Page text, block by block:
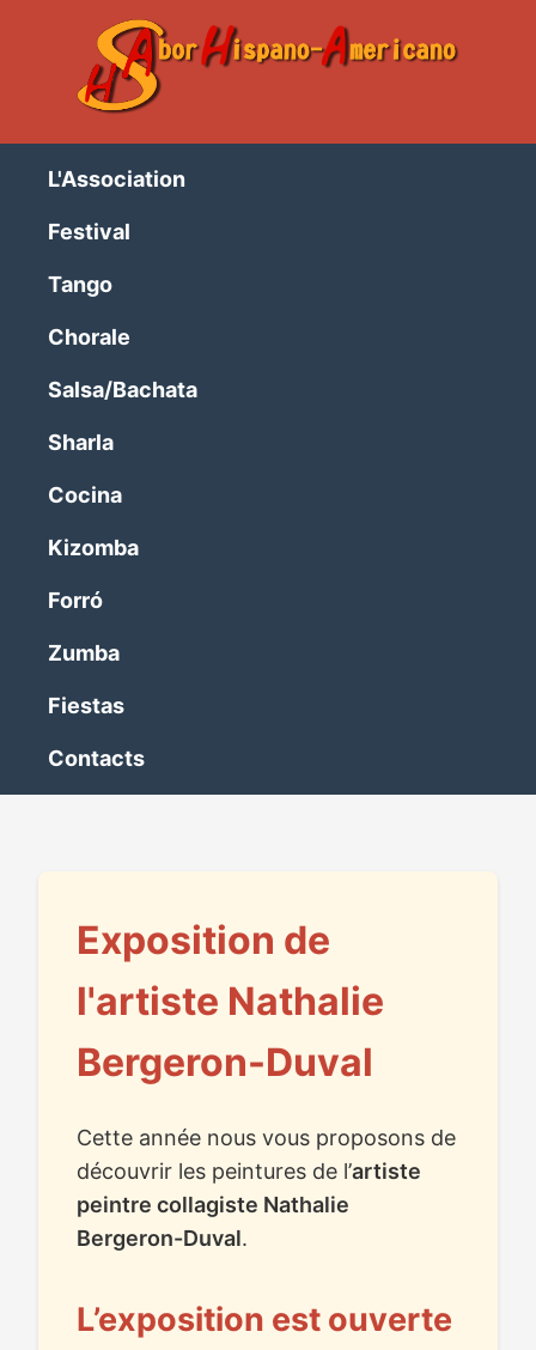
L'Association
Festival
Tango
Chorale
Salsa/Bachata
Sharla
Cocina
Kizomba
Forró
Zumba
Fiestas
Contacts
Exposition de
l'artiste Nathalie
Bergeron-Duval
Cette année nous vous proposons de
découvrir les peintures de l’artiste
peintre collagiste Nathalie
Bergeron-Duval.
L’exposition est ouverte